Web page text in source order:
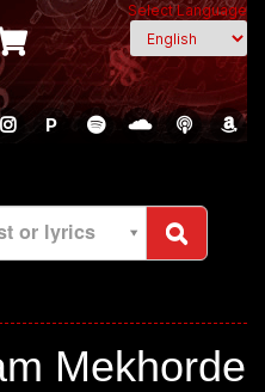
Select Language
P
or lyrics
Mekhorde